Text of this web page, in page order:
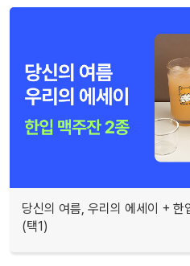
당신의 여름, 우리의 에세이 + 한
(택1)